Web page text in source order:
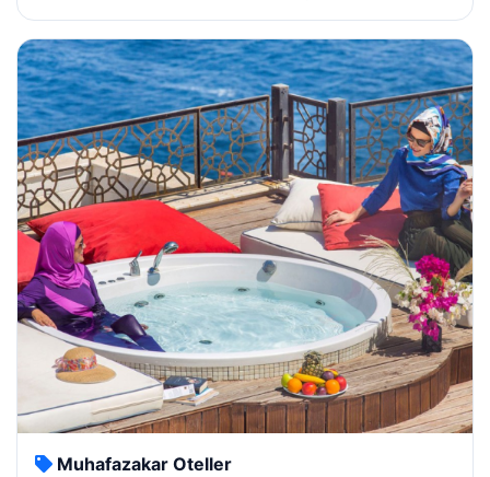
Muhafazakar Oteller